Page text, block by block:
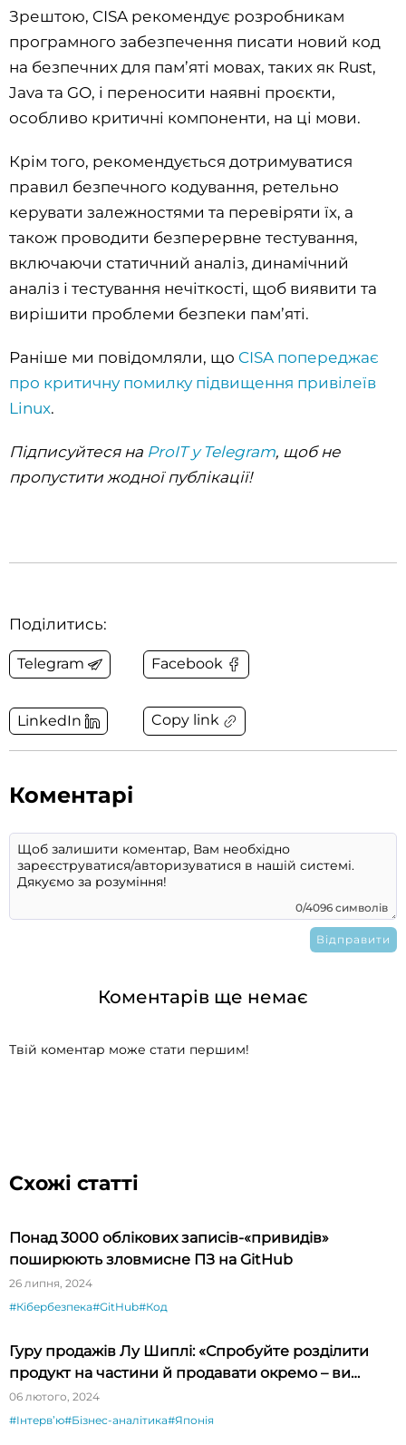
Зрештою, CISA рекомендує розробникам
програмного забезпечення писати новий код
на безпечних для пам’яті мовах, таких як Rust,
Java та GO, і переносити наявні проєкти,
особливо критичні компоненти, на ці мови.
Крім того, рекомендується дотримуватися
правил безпечного кодування, ретельно
керувати залежностями та перевіряти їх, а
також проводити безперервне тестування,
включаючи статичний аналіз, динамічний
аналіз і тестування нечіткості, щоб виявити та
вирішити проблеми безпеки пам’яті.
Раніше ми повідомляли, що CISA попереджає
про критичну помилку підвищення привілеїв
Linux.
Підписуйтеся на ProIT у Telegram, щоб не
пропустити жодної публікації!
Поділитись:
Telegram Facebook
LinkedIn Copy link
Коментарі
0/4096 символів
Коментарів ще немає
Твій коментар може стати першим!
Схожі статті
Понад 3000 облікових записів-«привидів»
поширюють зловмисне ПЗ на GitHub
26 липня, 2024
#Кібербезпека#GitHub#Код
Гуру продажів Лу Шиплі: «Спробуйте розділити
продукт на частини й продавати окремо – ви
будете вражені»
06 лютого, 2024
#Інтервʼю#Бізнес-аналітика#Японія